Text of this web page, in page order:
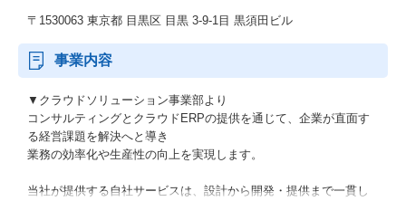
〒1530063 東京都 目黒区 目黒 3-9-1目 黒須田ビル
事業内容
▼クラウドソリューション事業部より
コンサルティングとクラウドERPの提供を通じて、企業が直面す
る経営課題を解決へと導き
業務の効率化や生産性の向上を実現します。
当社が提供する自社サービスは、設計から開発・提供まで一貫し